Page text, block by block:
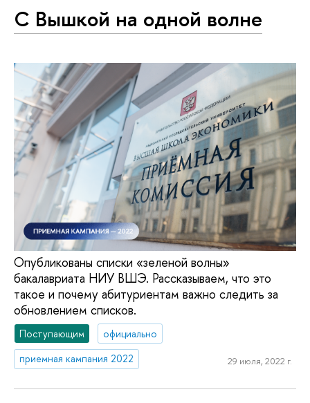
С Вышкой на одной волне
Опубликованы списки «зеленой волны»
бакалавриата НИУ ВШЭ. Рассказываем, что это
такое и почему абитуриентам важно следить за
обновлением списков.
Поступающим
официально
приемная кампания 2022
29 июля, 2022 г.